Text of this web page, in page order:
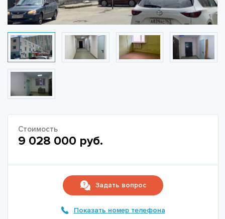
Стоимость
9 028 000 руб.
Задать вопрос
Показать номер телефона